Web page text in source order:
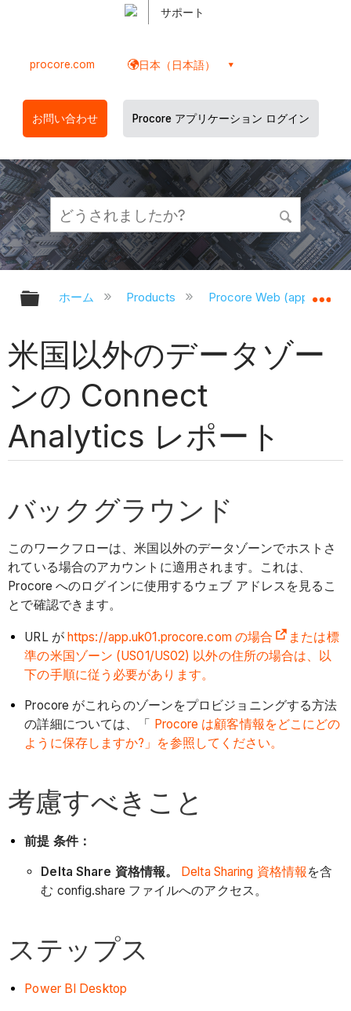
サポート
procore.com 日本（日本語）
お問い合わせ Procore アプリケーション ログイン
グローバル階層を展開/折りたたむ
ホーム Products Procore Web
米国以外のデータゾー
ンの Connect
Analytics レポート
バックグラウンド
このワークフローは、米国以外のデータゾーンでホストさ
れている場合のアカウントに適用されます。これは、
Procore へのログインに使用するウェブ アドレスを見るこ
とで確認できます。
URL がhttps://app.uk01.procore.com の場合
または標
準の米国ゾーン (US01/US02) 以外の住所の場合は、以
下の手順に従う必要があります。
Procore がこれらのゾーンをプロビジョニングする方法
の詳細については、「
Procore は顧客情報をどこにどの
ように保存しますか?」を参照してください。
考慮すべきこと
前提 条件：
Delta Share 資格情報。 Delta Sharing 資格情報 を含
む config.share ファイルへのアクセス。
ステップス
Power BI Desktop